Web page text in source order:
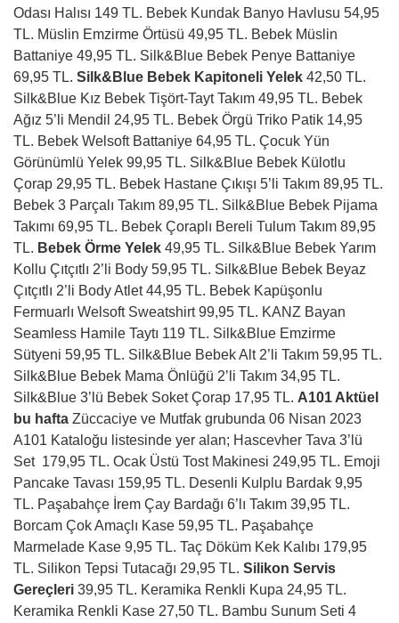
Odası Halısı 149 TL. Bebek Kundak Banyo Havlusu 54,95
TL. Müslin Emzirme Örtüsü 49,95 TL. Bebek Müslin
Battaniye 49,95 TL. Silk&Blue Bebek Penye Battaniye
69,95 TL. Silk&Blue Bebek Kapitoneli Yelek 42,50 TL.
Silk&Blue Kız Bebek Tişört-Tayt Takım 49,95 TL. Bebek
Ağız 5’li Mendil 24,95 TL. Bebek Örgü Triko Patik 14,95
TL. Bebek Welsoft Battaniye 64,95 TL. Çocuk Yün
Görünümlü Yelek 99,95 TL. Silk&Blue Bebek Külotlu
Çorap 29,95 TL. Bebek Hastane Çıkışı 5’li Takım 89,95 TL.
Bebek 3 Parçalı Takım 89,95 TL. Silk&Blue Bebek Pijama
Takımı 69,95 TL. Bebek Çoraplı Bereli Tulum Takım 89,95
TL. Bebek Örme Yelek 49,95 TL. Silk&Blue Bebek Yarım
Kollu Çıtçıtlı 2’li Body 59,95 TL. Silk&Blue Bebek Beyaz
Çıtçıtlı 2’li Body Atlet 44,95 TL. Bebek Kapüşonlu
Fermuarlı Welsoft Sweatshirt 99,95 TL. KANZ Bayan
Seamless Hamile Taytı 119 TL. Silk&Blue Emzirme
Sütyeni 59,95 TL. Silk&Blue Bebek Alt 2’li Takım 59,95 TL.
Silk&Blue Bebek Mama Önlüğü 2’li Takım 34,95 TL.
Silk&Blue 3’lü Bebek Soket Çorap 17,95 TL. A101 Aktüel
bu hafta Züccaciye ve Mutfak grubunda 06 Nisan 2023
A101 Kataloğu listesinde yer alan; Hascevher Tava 3’lü
Set 179,95 TL. Ocak Üstü Tost Makinesi 249,95 TL. Emoji
Pancake Tavası 159,95 TL. Desenli Kulplu Bardak 9,95
TL. Paşabahçe İrem Çay Bardağı 6’lı Takım 39,95 TL.
Borcam Çok Amaçlı Kase 59,95 TL. Paşabahçe
Marmelade Kase 9,95 TL. Taç Döküm Kek Kalıbı 179,95
TL. Silikon Tepsi Tutacağı 29,95 TL. Silikon Servis
Gereçleri 39,95 TL. Keramika Renkli Kupa 24,95 TL.
Keramika Renkli Kase 27,50 TL. Bambu Sunum Seti 4